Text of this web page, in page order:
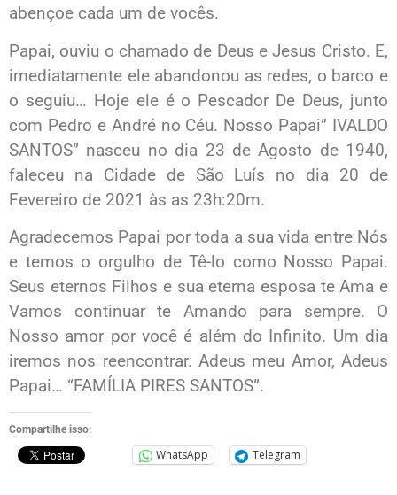
abençoe cada um de vocês.
Papai, ouviu o chamado de Deus e Jesus Cristo. E,
imediatamente ele abandonou as redes, o barco e
o seguiu… Hoje ele é o Pescador De Deus, junto
com Pedro e André no Céu. Nosso Papai” IVALDO
SANTOS” nasceu no dia 23 de Agosto de 1940,
faleceu na Cidade de São Luís no dia 20 de
Fevereiro de 2021 às as 23h:20m.
Agradecemos Papai por toda a sua vida entre Nós
e temos o orgulho de Tê-lo como Nosso Papai.
Seus eternos Filhos e sua eterna esposa te Ama e
Vamos continuar te Amando para sempre. O
Nosso amor por você é além do Infinito. Um dia
iremos nos reencontrar. Adeus meu Amor, Adeus
Papai… “FAMÍLIA PIRES SANTOS”.
Compartilhe isso:
WhatsApp Telegram